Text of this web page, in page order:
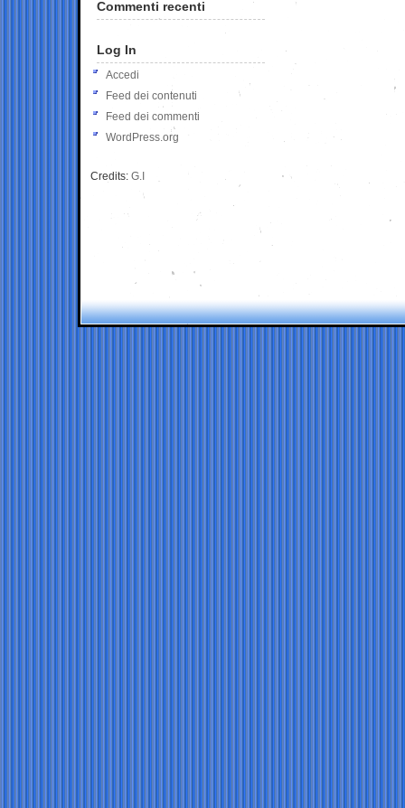
Commenti recenti
Log In
Accedi
Feed dei contenuti
Feed dei commenti
WordPress.org
Credits: G.I